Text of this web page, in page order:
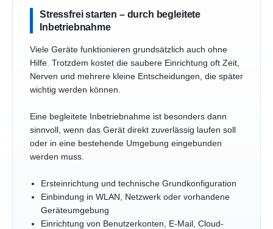
Stressfrei starten – durch begleitete
Inbetriebnahme
Viele Geräte funktionieren grundsätzlich auch ohne
Hilfe. Trotzdem kostet die saubere Einrichtung oft Zeit,
Nerven und mehrere kleine Entscheidungen, die später
wichtig werden können.
Eine begleitete Inbetriebnahme ist besonders dann
sinnvoll, wenn das Gerät direkt zuverlässig laufen soll
oder in eine bestehende Umgebung eingebunden
werden muss.
Ersteinrichtung und technische Grundkonfiguration
Einbindung in WLAN, Netzwerk oder vorhandene
Geräteumgebung
Einrichtung von Benutzerkonten, E-Mail, Cloud-